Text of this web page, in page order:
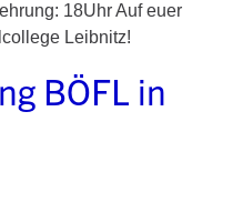
18Uhr Auf euer
Leibnitz!
BÖFL in